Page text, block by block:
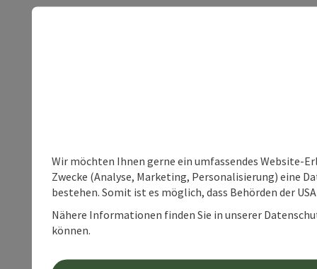
Wir möchten Ihnen gerne ein umfassendes Website-
Zwecke (Analyse, Marketing, Personalisierung) eine
bestehen. Somit ist es möglich, dass Behörden der
Nähere Informationen finden Sie in unserer
können.